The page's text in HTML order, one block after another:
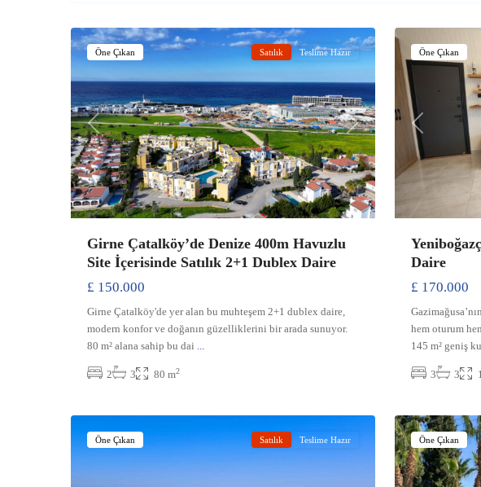
Previous Next
Öne Çıkan Satılık Teslime Hazır
Girne Çatalköy’de Denize 400m Havuzlu
Site İçerisinde Satılık 2+1 Dublex Daire
£ 150.000
Girne Çatalköy'de yer alan bu muhteşem 2+1 dublex daire,
modern konfor ve doğanın güzelliklerini bir arada sunuyor.
80 m² alana sahip bu dai
2 3 80 m2
Previous
Öne Çıkan
Daire
£ 170.000
hem oturum
145 m² geniş
3 3
Ozanköy
Öne Çıkan Satılık Teslime Hazır
Çatalköy
Öne Çıkan